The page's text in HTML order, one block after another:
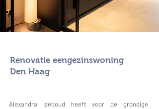
Renovatie eengezinswoning
Den Haag
Alexandra Izeboud heeft voor de grondige